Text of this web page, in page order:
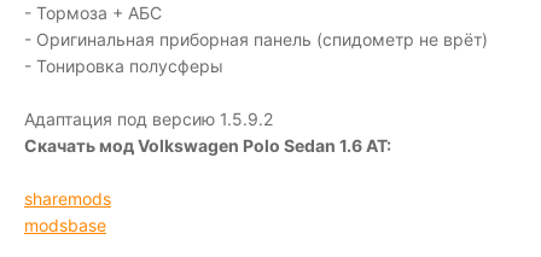
- Тормоза + АБС
- Оригинальная приборная панель (спидометр не врёт)
- Тонировка полусферы
Адаптация под версию 1.5.9.2
Скачать мод Volkswagen Polo Sedan 1.6 AT:
sharemods
modsbase